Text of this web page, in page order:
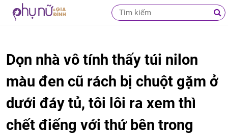
Dọn nhà vô tính thấy túi nilon
màu đen cũ rách bị chuột gặm ở
dưới đáy tủ, tôi lôi ra xem thì
chết điếng với thứ bên trong